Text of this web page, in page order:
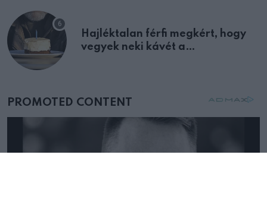
Hajléktalan férfi megkért, hogy
vegyek neki kávét a